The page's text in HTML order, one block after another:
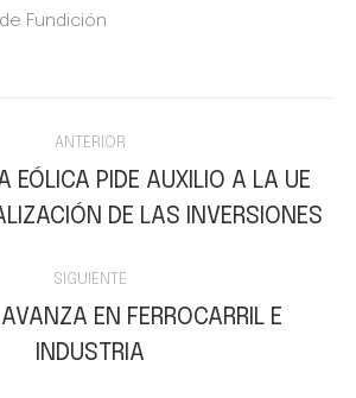
Fundición
ANTERIOR
anterior:
EÓLICA PIDE AUXILIO A LA UE
DE LAS INVERSIONES
SIGUIENTE
siguiente:
EN FERROCARRIL E
INDUSTRIA